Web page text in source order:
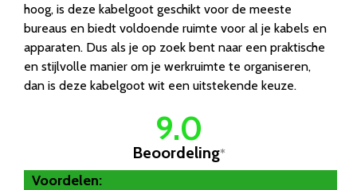
hoog, is deze kabelgoot geschikt voor de meeste
bureaus en biedt voldoende ruimte voor al je kabels en
apparaten. Dus als je op zoek bent naar een praktische
en stijlvolle manier om je werkruimte te organiseren,
dan is deze kabelgoot wit een uitstekende keuze.
9.0
Beoordeling*
Voordelen: